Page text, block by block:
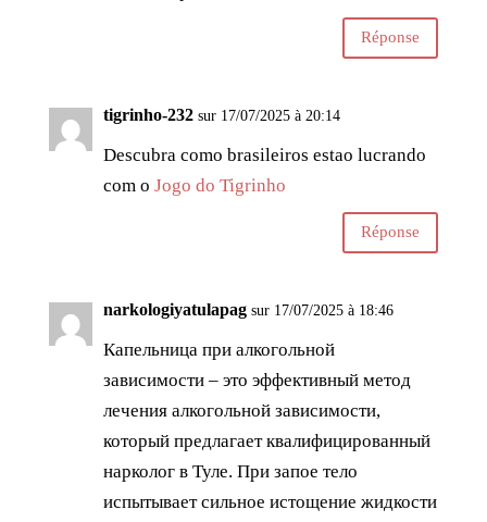
Réponse
tigrinho-232 sur 17/07/2025 à 20:14
Descubra como brasileiros estao lucrando
com o Jogo do Tigrinho
Réponse
narkologiyatulapag sur 17/07/2025 à 18:46
Капельница при алкогольной
зависимости – это эффективный метод
лечения алкогольной зависимости,
который предлагает квалифицированный
нарколог в Туле. При запое тело
испытывает сильное истощение жидкости